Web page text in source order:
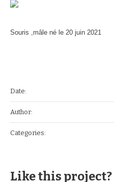
Souris ,mâle né le 20 juin 2021
Date:
Author:
Categories:
Like this project?